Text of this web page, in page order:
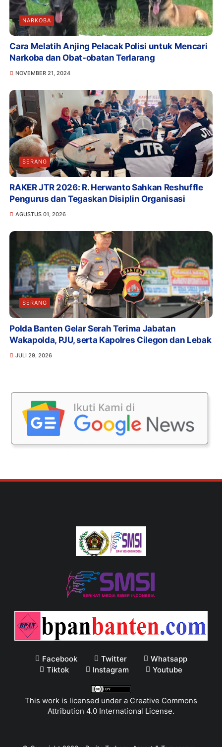
NARKOBA
Cara Melatih Anjing Pelacak Polisi untuk Mencari
Narkoba dan Obat-obatan Terlarang
NOVEMBER 21, 2024
SERANG
RAKER JTR 2026: R. Herwanto Sahkan Reshuffle
Pengurus dan Tegaskan Disiplin Organisasi
AGUSTUS 01, 2026
SERANG
Polda Banten Gelar Serah Terima Jabatan
Wakapolda, PJU, serta Kapolres Cilegon dan Lebak
JULI 29, 2026
Facebook Twitter
Whatsapp
Tiktok
Instagram Youtube
This work is licensed under a Creative Commons
Attribution 4.0 International License.